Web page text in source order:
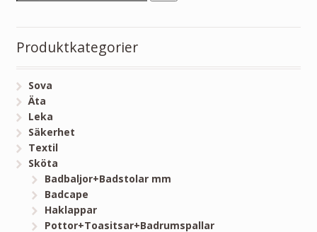
Produktkategorier
Sova
Äta
Leka
Säkerhet
Textil
Sköta
Badbaljor+Badstolar mm
Badcape
Haklappar
Pottor+Toasitsar+Badrumspallar